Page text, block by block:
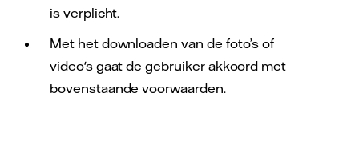
is verplicht.
Met het downloaden van de foto’s of
video's gaat de gebruiker akkoord met
bovenstaande voorwaarden.